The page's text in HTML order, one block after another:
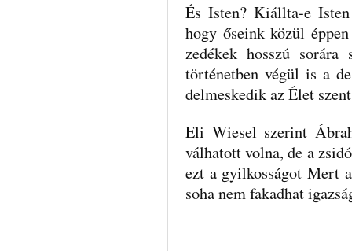
És Isten? Kiállta-e
hogy őseink közül
zedékek hosszú
történetben végül is a
delmeskedik az Élet
Eli Wiesel szerint
válhatott volna, de a
ezt a gyilkosságot Mert
soha nem fa­kadhat